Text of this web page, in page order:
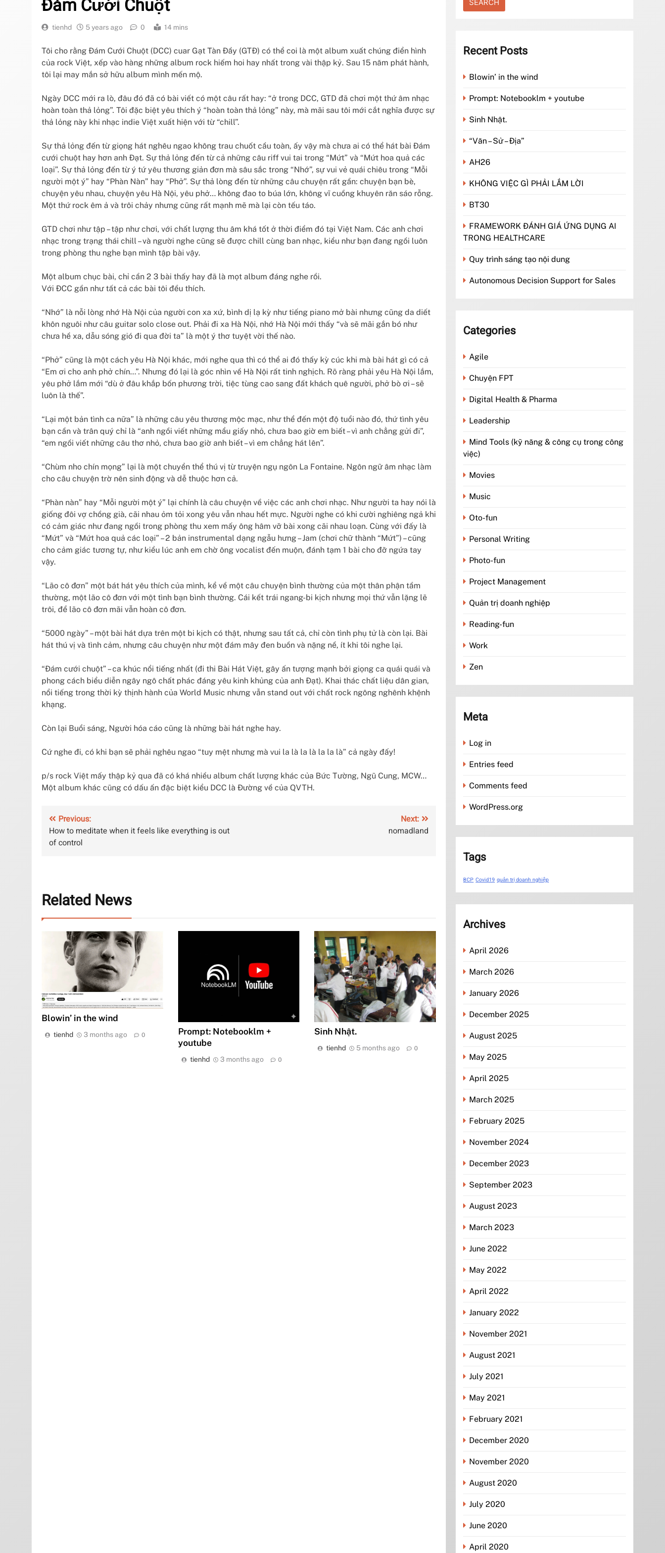
Đám Cưới Chuột
tienhd 5 years ago 0 14 mins
Tôi cho rằng Đám Cưới Chuột (DCC) cuar Gạt Tàn Đầy (GTĐ) có thể coi là một album xuất chúng điển hình
của rock Việt, xếp vào hàng những album rock hiếm hoi hay nhất trong vài thập kỷ. Sau 15 năm phát hành,
tôi lại may mắn sở hữu album mình mến mộ.
Ngày DCC mới ra lò, đâu đó đã có bài viết có một câu rất hay: “ở trong DCC, GTD đã chơi một thứ âm nhạc
hoàn toàn thả lỏng”. Tôi đặc biệt yêu thích ý “hoàn toàn thả lỏng” này, mà mãi sau tôi mới cắt nghĩa được sự
thả lỏng này khi nhạc indie Việt xuất hiện với từ “chill”.
Sự thả lỏng đến từ giọng hát nghêu ngao không trau chuốt cầu toàn, ấy vậy mà chưa ai có thể hát bài Đám
cưới chuột hay hơn anh Đạt. Sự thả lỏng đến từ cả những câu riff vui tai trong “Mứt” và “Mứt hoa quả các
loại”. Sự thả lỏng đến từ ý tứ yêu thương giản đơn mà sâu sắc trong “Nhớ”, sự vui vẻ quái chiêu trong “Mỗi
người một ý” hay “Phàn Nàn” hay “Phở”. Sự thả lòng đến từ những câu chuyện rất gần: chuyện bạn bè,
chuyện yêu nhau, chuyện yêu Hà Nội, yêu phở… không đao to búa lớn, không vĩ cuồng khuyên răn sáo rỗng.
Một thứ rock êm ả và trôi chảy nhưng cũng rất mạnh mẽ mà lại còn tếu táo.
GTD chơi như tập – tập như chơi, với chất lượng thu âm khá tốt ở thời điểm đó tại Việt Nam. Các anh chơi
nhạc trong trạng thái chill – và người nghe cũng sẽ được chill cùng ban nhạc, kiểu như bạn đang ngồi luôn
trong phòng thu nghe bạn mình tập bài vậy.
Một album chục bài, chỉ cần 2 3 bài thấy hay đã là mọt album đáng nghe rồi.
Với ĐCC gần như tất cả các bài tôi đều thích.
“Nhớ” là nỗi lòng nhớ Hà Nội của người con xa xứ, bình dị lạ kỳ như tiếng piano mở bài nhưng cũng da diết
khôn nguôi như câu guitar solo close out. Phải đi xa Hà Nội, nhớ Hà Nội mới thấy “và sẽ mãi gắn bó như
chưa hề xa, dẫu sóng gió đi qua đời ta” là một ý thơ tuyệt vời thế nào.
“Phở” cũng là một cách yêu Hà Nội khác, mới nghe qua thì có thể ai đó thấy kỳ cúc khi mà bài hát gì có cả
“Em ơi cho anh phở chín…”. Nhưng đó lại là góc nhìn về Hà Nội rất tinh nghịch. Rõ ràng phải yêu Hà Nội lắm,
yêu phở lắm mới “dù ở đâu khắp bốn phương trời, tiệc tùng cao sang đất khách quê người, phở bò ơi – sẽ
luôn là thế”.
“Lại một bản tình ca nữa” là những câu yêu thương mộc mạc, như thể đến một độ tuổi nào đó, thứ tình yêu
bạn cần và trân quý chỉ là “anh ngồi viết những mẩu giấy nhỏ, chưa bao giờ em biết – vì anh chẳng gửi đi”,
“em ngồi viết những câu thơ nhỏ, chưa bao giờ anh biết – vì em chẳng hát lên”.
“Chùm nho chín mọng” lại là một chuyển thể thú vị từ truyện ngụ ngôn La Fontaine. Ngôn ngữ âm nhạc làm
cho câu chuyện trờ nên sinh động và dễ thuộc hơn cả.
“Phàn nàn” hay “Mỗi người một ý” lại chính là câu chuyện về việc các anh chơi nhạc. Như người ta hay nói là
giống đôi vợ chồng già, cãi nhau ỏm tỏi xong yêu vẫn nhau hết mực. Người nghe có khi cười nghiêng ngả khi
có cảm giác như đang ngồi trong phòng thu xem mấy ông hâm vỡ bài xong cãi nhau loạn. Cùng với đấy là
“Mứt” và “Mứt hoa quả các loại” – 2 bản instrumental dạng ngẫu hưng – Jam (chơi chữ thành “Mứt”) – cũng
cho cảm giác tương tự, như kiểu lúc anh em chờ ông vocalist đến muộn, đánh tạm 1 bài cho đỡ ngứa tay
vậy.
“Lão cô đơn” một bát hát yêu thích của mình, kể về một câu chuyện bình thường của một thân phận tầm
thường, một lão cô đơn với một tình bạn bình thường. Cái kết trái ngang-bi kịch nhưng mọi thứ vẫn lặng lẽ
trôi, để lão cô đơn mãi vẫn hoàn cô đơn.
“5000 ngày” – một bài hát dựa trên một bi kịch có thật, nhưng sau tất cả, chỉ còn tình phụ tử là còn lại. Bài
hát thú vị và tình cảm, nhưng câu chuyện như một đám mây đen buồn và nặng nề, ít khi tôi nghe lại.
“Đám cưới chuột” – ca khúc nổi tiếng nhất (đi thi Bài Hát Việt, gây ấn tượng mạnh bởi giọng ca quái quái và
phong cách biểu diễn ngây ngô chất phác đáng yêu kinh khủng của anh Đạt). Khai thác chất liệu dân gian,
nổi tiếng trong thời kỳ thịnh hành của World Music nhưng vẫn stand out với chất rock ngông nghênh khệnh
khạng.
Còn lại Buổi sáng, Người hóa cáo cũng là những bài hát nghe hay.
Cứ nghe đi, có khi bạn sẽ phải nghêu ngao “tuy mệt nhưng mà vui la là la là la la là” cả ngày đấy!
p/s rock Việt mấy thập kỷ qua đã có khá nhiều album chất lượng khác của Bức Tường, Ngũ Cung, MCW…
Một album khác cũng có dấu ấn đặc biệt kiểu DCC là Đường về của QVTH.
Post
navigation
Previous:
How to meditate when it feels like everything is out
of control
Next:
nomadland
Related News
Blowin’ in the wind
tienhd 3 months ago 0
Prompt: Notebooklm +
youtube
tienhd 3 months ago 0
Sinh Nhật.
tienhd 5 months ago 0
Recent Posts
Blowin’ in the wind
Prompt: Notebooklm + youtube
Sinh Nhật.
“Văn – Sử – Địa”
AH26
KHÔNG VIỆC GÌ PHẢI LẮM LỜI
BT30
FRAMEWORK ĐÁNH GIÁ ỨNG DỤNG AI
TRONG HEALTHCARE
Quy trình sáng tạo nội dung
Autonomous Decision Support for Sales
Categories
Agile
Chuyện FPT
Digital Health & Pharma
Leadership
Mind Tools (kỹ năng & công cụ trong công
việc)
Movies
Music
Oto-fun
Personal Writing
Photo-fun
Project Management
Quản trị doanh nghiệp
Reading-fun
Work
Zen
Meta
Log in
Entries feed
Comments feed
WordPress.org
Tags
BCP Covid19 quản trị doanh nghiệp
Archives
April 2026
March 2026
January 2026
December 2025
August 2025
May 2025
April 2025
March 2025
February 2025
November 2024
December 2023
September 2023
August 2023
March 2023
June 2022
May 2022
April 2022
January 2022
November 2021
August 2021
July 2021
May 2021
February 2021
December 2020
November 2020
August 2020
July 2020
June 2020
April 2020